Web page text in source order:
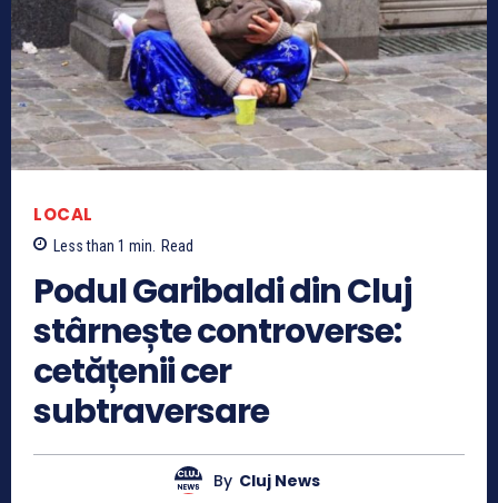
LOCAL
Less than 1 min. Read
Podul Garibaldi din Cluj
stârnește controverse:
cetățenii cer
subtraversare
By Cluj News